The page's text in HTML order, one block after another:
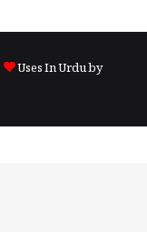
Uses In Urdu by